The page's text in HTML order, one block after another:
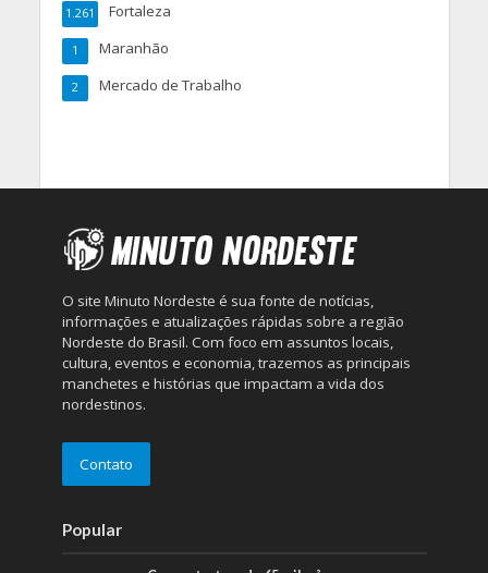
Fortaleza
1.261
Maranhão
1
Mercado de Trabalho
2
O site Minuto Nordeste é sua fonte de notícias,
informações e atualizações rápidas sobre a região
Nordeste do Brasil. Com foco em assuntos locais,
cultura, eventos e economia, trazemos as principais
manchetes e histórias que impactam a vida dos
nordestinos.
Contato
Popular